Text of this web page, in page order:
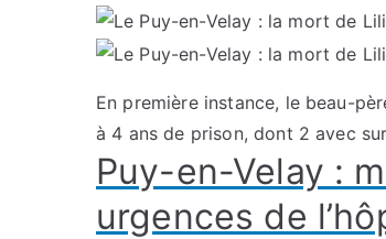
En première instance, le beau-
à 4 ans de prison, dont 2 avec
Puy-en-Velay :
urgences de